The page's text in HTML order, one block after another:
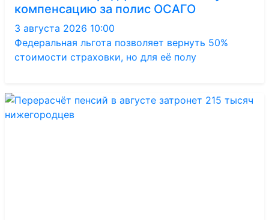
компенсацию за полис ОСАГО
3 августа 2026 10:00
Федеральная льгота позволяет вернуть 50%
стоимости страховки, но для её полу